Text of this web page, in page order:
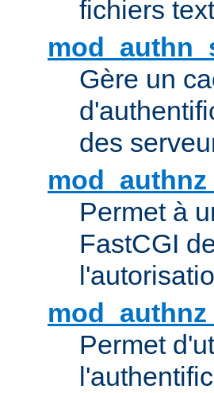
fichiers
Gère un
des
Permet à
FastCGI
Permet